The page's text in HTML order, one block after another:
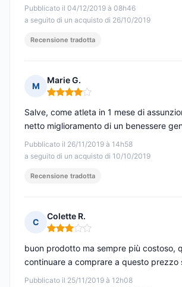
Pubblicato il 04/12/2019 à 08h46
a seguito di un acquisto di 26/10/2019
Recensione tradotta
M
Marie G.
Nota: 4 su 5
Pubblicato il 26/11/2019 à 14h58
a seguito di un acquisto di 10/10/2019
Salve, come atleta in 1 mese di
netto miglioramento di un benessere
Recensione tradotta
C
Colette R.
Nota: 3 su 5
Pubblicato il 25/11/2019 à 12h08
buon prodotto ma sempre più costoso,
continuare a comprare a questo prezzo